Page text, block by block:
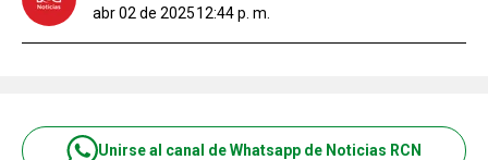
abr 02 de 202512:44 p. m.
Unirse al canal de Whatsapp de Noticias RCN